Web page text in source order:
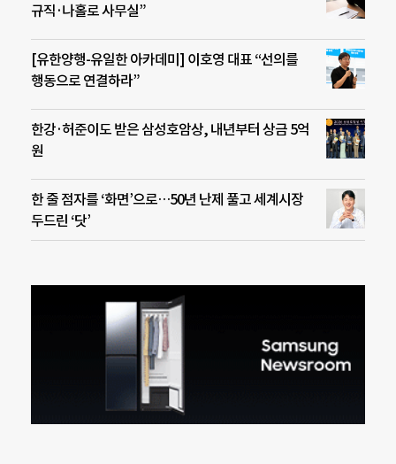
규직·나홀로 사무실”
[유한양행-유일한 아카데미] 이호영 대표 “선의를
행동으로 연결하라”
한강·허준이도 받은 삼성호암상, 내년부터 상금 5억
원
한 줄 점자를 ‘화면’으로…50년 난제 풀고 세계시장
두드린 ‘닷’